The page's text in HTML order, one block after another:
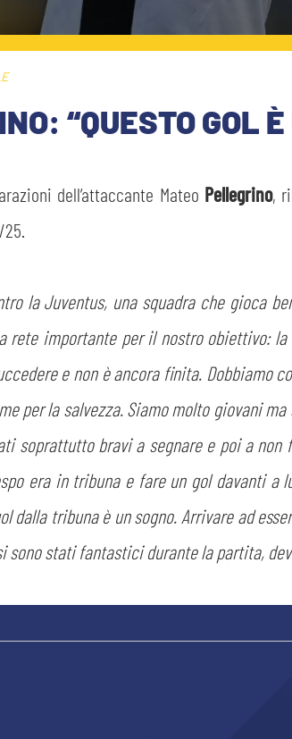
CERCA
“QUESTO GOL È
dell’attaccante Mateo Pellegrino,
la Juventus, una squadra che gioca
rete importante per il nostro obiettivo:
e non è ancora finita. Dobbiamo
per la salvezza. Siamo molto giovani
soprattutto bravi a segnare e poi a
era in tribuna e fare un gol davanti
dalla tribuna è un sogno. Arrivare ad
sono stati fantastici durante la partita,